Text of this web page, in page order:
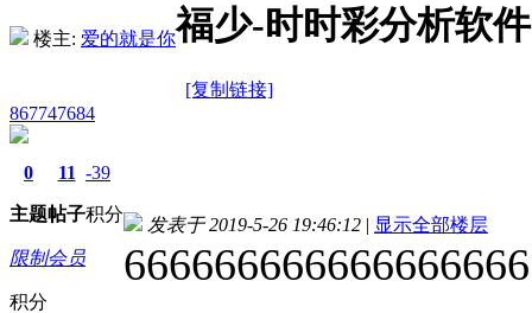
楼主: 爱的就是你福少-时时彩分析软件
[复制链接]
867747684
0
主题
11
帖子
-39
积分
限制会员
积分
发表于 2019-5-26 19:46:12 | 显示全部楼层
666666666666666666